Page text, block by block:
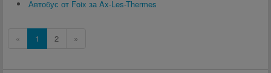
Автобус от Foix за Ax-Les-Thermes
« 1 2 »